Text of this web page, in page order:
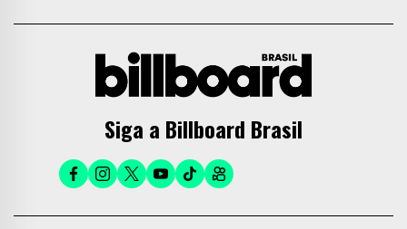
Siga a Billboard Brasil